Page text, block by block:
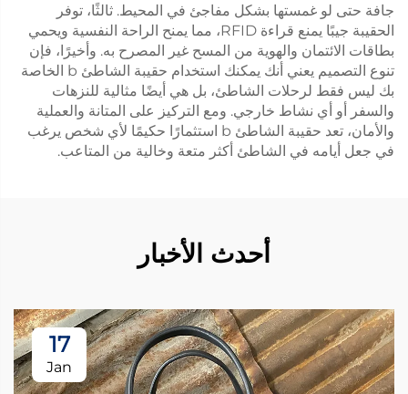
جافة حتى لو غمستها بشكل مفاجئ في المحيط. ثالثًا، توفر
الحقيبة جيبًا يمنع قراءة RFID، مما يمنح الراحة النفسية ويحمي
بطاقات الائتمان والهوية من المسح غير المصرح به. وأخيرًا، فإن
تنوع التصميم يعني أنك يمكنك استخدام حقيبة الشاطئ b الخاصة
بك ليس فقط لرحلات الشاطئ، بل هي أيضًا مثالية للنزهات
والسفر أو أي نشاط خارجي. ومع التركيز على المتانة والعملية
والأمان، تعد حقيبة الشاطئ b استثمارًا حكيمًا لأي شخص يرغب
في جعل أيامه في الشاطئ أكثر متعة وخالية من المتاعب.
أحدث الأخبار
17
Jan